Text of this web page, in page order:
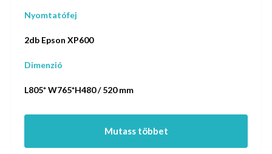
Nyomtatófej
2db Epson XP600
Dimenzió
L805* W765*H480 / 520 mm
Mutass többet